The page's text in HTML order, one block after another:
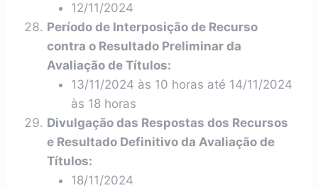
12/11/2024
Período de Interposição de Recurso
contra o Resultado Preliminar da
Avaliação de Títulos:
13/11/2024 às 10 horas até 14/11/2024
às 18 horas
Divulgação das Respostas dos Recursos
e Resultado Definitivo da Avaliação de
Títulos:
18/11/2024